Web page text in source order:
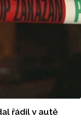
řádil v autě